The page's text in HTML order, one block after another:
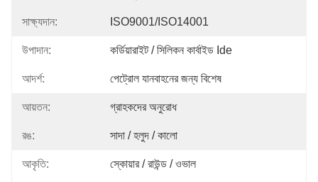
সাক্ষ্যদান: ISO9001/ISO14001
উপাদান: কর্ডিয়ারাইট / সিলিকন কার্বাইড Ide
আদর্শ: পেট্রোল যানবাহনের জন্য বিশেষ
আয়তন: গ্রাহকদের অনুরোধ
রঙ: সাদা / হলুদ / কালো
আকৃতি: স্কোয়ার / রাউন্ড / ওভাল